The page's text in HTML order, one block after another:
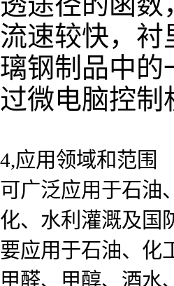
流速较快，
璃钢制品中的
过微电脑控制
4,应用领域和范围
可广泛应用于石油
化、水利灌溉及国
要应用于石油、化
甲醛、甲醇、酒水